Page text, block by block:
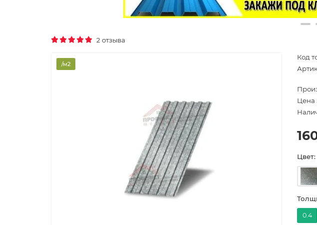
2 отзыва
/м2
Код
Цена
Цвет:
0.4